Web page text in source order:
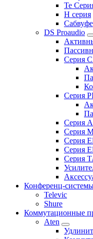
Te
H серия
DS Proaudio
Серия
Серия
Серия
Серия
Серия
Серия
Серия
Конференц-
Televic
Shure
Коммутационные
Aten